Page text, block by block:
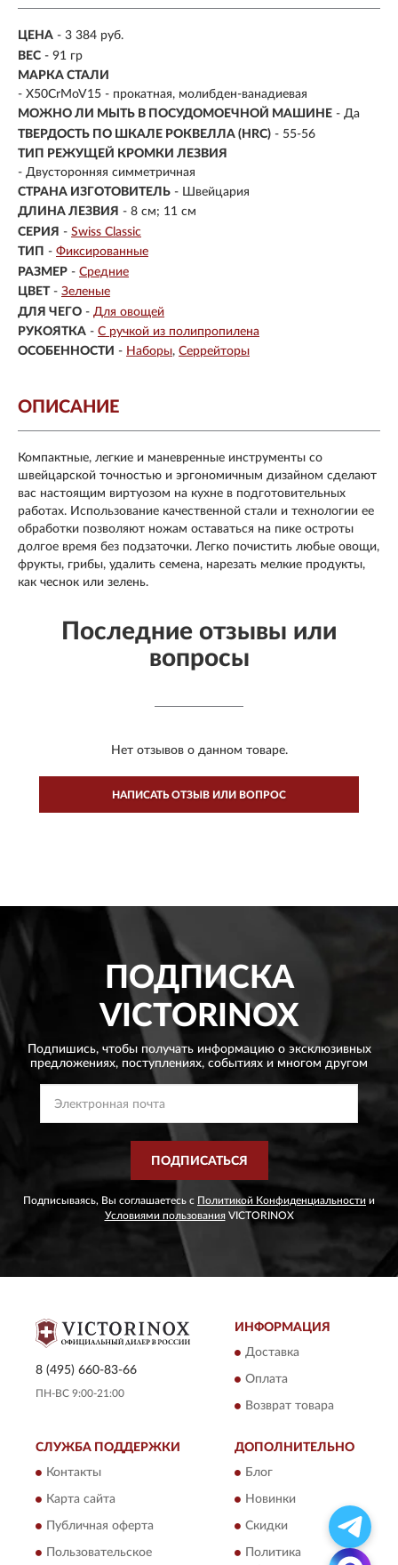
ЦЕНА - 3 384 руб.
ВЕС - 91 гр
МАРКА СТАЛИ
- X50CrMoV15 - прокатная, молибден-ванадиевая
МОЖНО ЛИ МЫТЬ В ПОСУДОМОЕЧНОЙ МАШИНЕ - Да
ТВЕРДОСТЬ ПО ШКАЛЕ РОКВЕЛЛА (HRC) - 55-56
ТИП РЕЖУЩЕЙ КРОМКИ ЛЕЗВИЯ
- Двусторонняя симметричная
СТРАНА ИЗГОТОВИТЕЛЬ - Швейцария
ДЛИНА ЛЕЗВИЯ - 8 см; 11 см
СЕРИЯ - Swiss Classic
ТИП - Фиксированные
РАЗМЕР - Средние
ЦВЕТ - Зеленые
ДЛЯ ЧЕГО - Для овощей
РУКОЯТКА - С ручкой из полипропилена
ОСОБЕННОСТИ - Наборы Серрейторы
ОПИСАНИЕ
Компактные, легкие и маневренные инструменты со
швейцарской точностью и эргономичным дизайном сделают
вас настоящим виртуозом на кухне в подготовительных
работах. Использование качественной стали и технологии ее
обработки позволяют ножам оставаться на пике остроты
долгое время без подзаточки. Легко почистить любые овощи,
фрукты, грибы, удалить семена, нарезать мелкие продукты,
как чеснок или зелень.
Последние отзывы или
вопросы
Нет отзывов о данном товаре.
НАПИСАТЬ ОТЗЫВ ИЛИ ВОПРОС
ПОДПИСКА
VICTORINOX
Подпишись, чтобы получать информацию о эксклюзивных
предложениях, поступлениях, событиях и многом другом
ПОДПИСАТЬСЯ
Подписываясь, Вы соглашаетесь с Политикой Конфиденциальности и
Условиями пользованияVICTORINOX
8 (495) 660-83-66
ПН-ВС 9:00-21:00
ИНФОРМАЦИЯ
Доставка
Оплата
Возврат товара
СЛУЖБА ПОДДЕРЖКИ
Контакты
Карта сайта
Публичная оферта
Пользовательское
ДОПОЛНИТЕЛЬНО
Блог
Новинки
Скидки
Политика